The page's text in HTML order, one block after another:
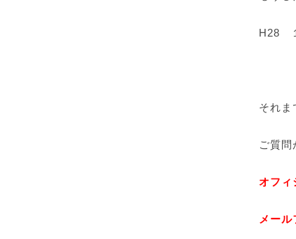
H28
それま
ご質問
オフィ
メー